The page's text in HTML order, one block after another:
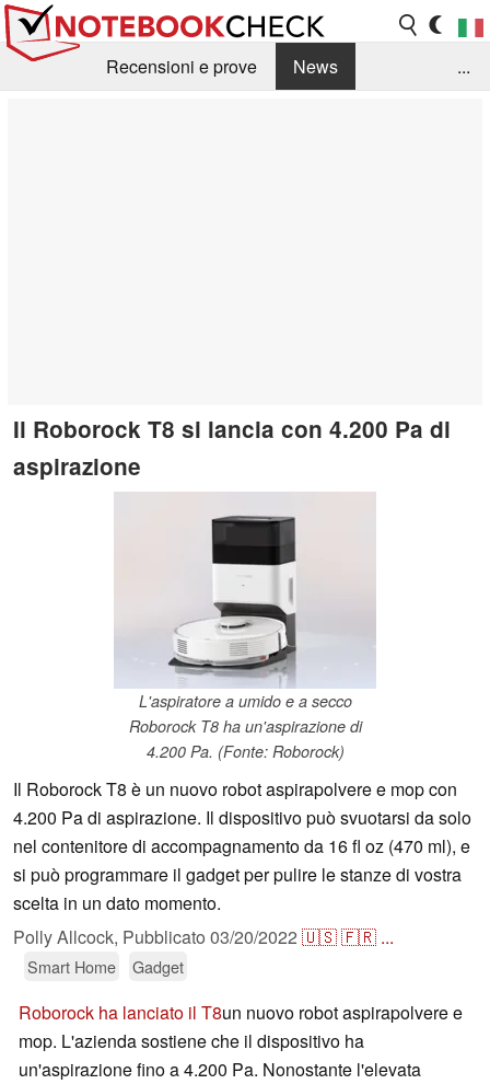
Recensioni e prove
News
...
Il Roborock T8 si lancia con 4.200 Pa di
aspirazione
L'aspiratore a umido e a secco
Roborock T8 ha un'aspirazione di
4.200 Pa. (Fonte: Roborock)
Il Roborock T8 è un nuovo robot aspirapolvere e mop con
4.200 Pa di aspirazione. Il dispositivo può svuotarsi da solo
nel contenitore di accompagnamento da 16 fl oz (470 ml), e
si può programmare il gadget per pulire le stanze di vostra
scelta in un dato momento.
Polly Allcock, Pubblicato 03/20/2022 🇺🇸🇫🇷 ...
Smart Home Gadget
Roborock ha lanciato il T8un nuovo robot aspirapolvere e
mop. L'azienda sostiene che il dispositivo ha
un'aspirazione fino a 4.200 Pa. Nonostante l'elevata